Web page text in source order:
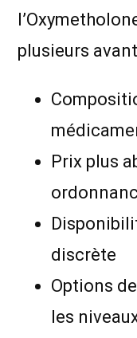
plusieurs
Prix plus
discrète
Options
les